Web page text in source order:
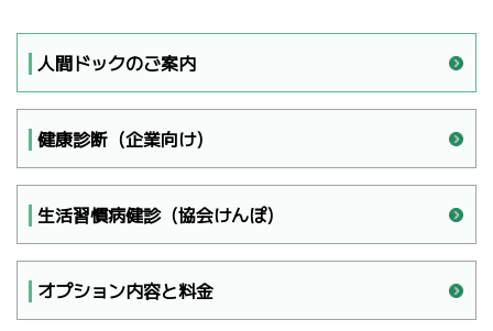
人間ドックのご案内
健康診断（企業向け）
生活習慣病健診（協会けんぽ）
オプション内容と料金